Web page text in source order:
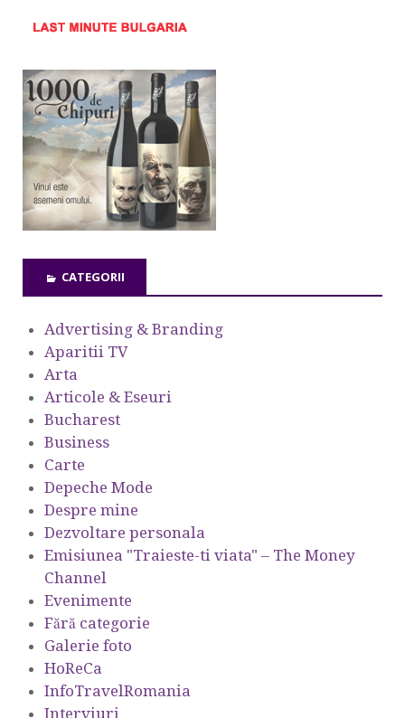
CATEGORII
Advertising & Branding
Aparitii TV
Arta
Articole & Eseuri
Bucharest
Business
Carte
Depeche Mode
Despre mine
Dezvoltare personala
Emisiunea "Traieste-ti viata" – The Money
Channel
Evenimente
Fără categorie
Galerie foto
HoReCa
InfoTravelRomania
Interviuri